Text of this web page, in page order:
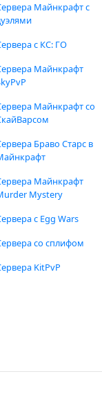
Майнкрафт с
с КС: ГО
Майнкрафт
Майнкрафт со
Браво Старс в
Майнкрафт
Mystery
с Egg Wars
со сплифом
KitPvP